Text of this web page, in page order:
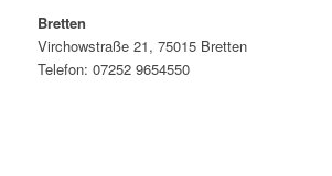
Bretten
Virchowstraße 21, 75015 Bretten
Telefon: 07252 9654550